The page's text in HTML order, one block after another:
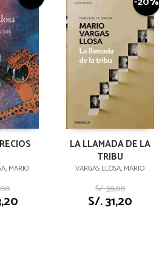
MARIO
LA LLAMADA DE LA
TRIBU
VARGAS LLOSA, MARIO
S/. 39,00
S/. 31,20